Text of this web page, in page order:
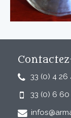
33 (0) 4 26
33 (0) 6 60